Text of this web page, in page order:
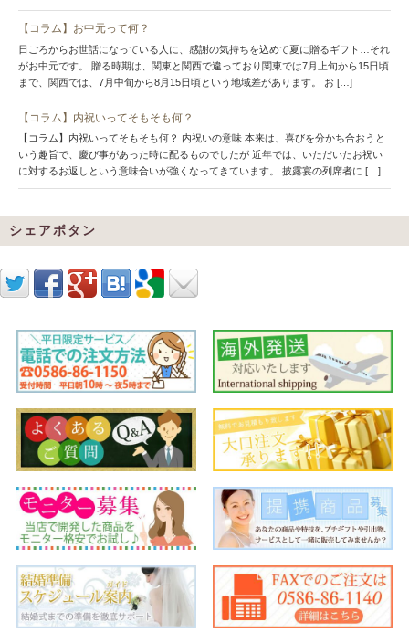
【コラム】お中元って何？
日ごろからお世話になっている人に、感謝の気持ちを込めて夏に贈るギフト…それ
がお中元です。 贈る時期は、関東と関西で違っており関東では7月上旬から15日頃
まで、関西では、7月中旬から8月15日頃という地域差があります。 お […]
【コラム】内祝いってそもそも何？
【コラム】内祝いってそもそも何？ 内祝いの意味 本来は、喜びを分かち合おうと
いう趣旨で、慶び事があった時に配るものでしたが 近年では、いただいたお祝い
に対するお返しという意味合いが強くなってきています。 披露宴の列席者に […]
シェアボタン